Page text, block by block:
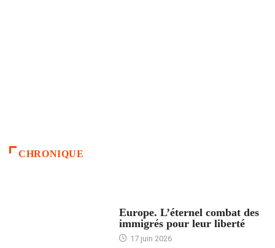
CHRONIQUE
Europe. L’éternel combat des
immigrés pour leur liberté
17 juin 2026